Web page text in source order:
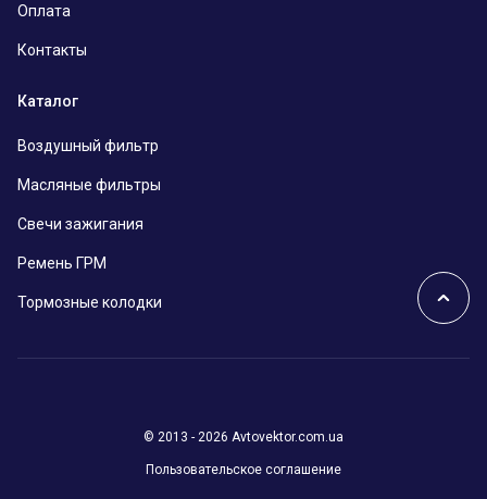
Оплата
Контакты
Каталог
Воздушный фильтр
Масляные фильтры
Свечи зажигания
Ремень ГРМ
Тормозные колодки
© 2013 - 2026 Avtovektor.com.ua
Пользовательское соглашение